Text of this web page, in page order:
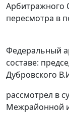
Арбитражного
пересмотра в
Федеральный
составе:
Дубровского
рассмотрел в
Межрайонной